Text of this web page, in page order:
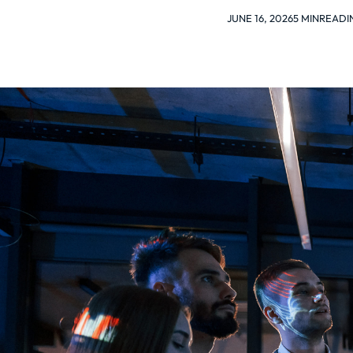
JUNE 16, 20265 MIN